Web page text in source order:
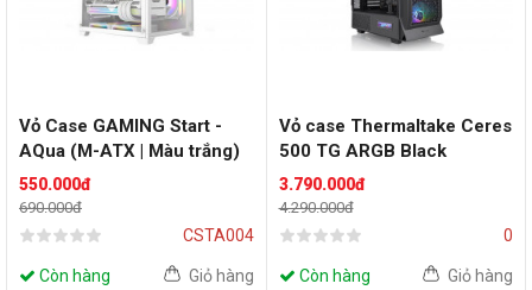
Vỏ Case GAMING Start -
AQua (M-ATX | Màu trắng)
550.000đ
690.000đ
CSTA004
Còn hàng Giỏ hàng
Vỏ case Thermaltake Ceres
500 TG ARGB Black
3.790.000đ
4.290.000đ
0
Còn hàng Giỏ hàng